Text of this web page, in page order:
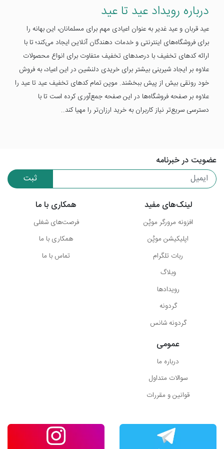
درباره رویداد عید تا عید
عید قربان و عید غدیر به عنوان اعیادی مهم برای مسلمانان، این بهانه را
برای فروشگاه‌های اینترنتی و خدمات دهندگان آنلاین ایجاد می‌کند؛ تا با
ارائه کدهای تخفیف با درصد‌های تخفیف متفاوت برای انواع محصولات
علاوه بر ایجاد شیرینی بیشتر برای خریدی دلنشین در این اعیاد، به فروش
خود رونقی بیش از پیش ببخشند. موپن تمام کدهای تخفیف عید تا عید را
علاوه بر صفحه فروشگاه‌ها در این صفحه جمع‌آوری کرده است تا با
دسترسی سریع‌تر نیاز کاربران به خرید ارزان‌تر را مهیا کند..
عضویت در خبرنامه
ثبت
لینک‌های مفید
افزونه مرورگر موپُن
اپلیکیشن موپُن
ربات تلگرام
وبلاگ
رویدادها
گردونه
گردونه شانس
همکاری با ما
فرصت‌های شغلی
همکاری با ما
تماس با ما
عمومی
درباره ما
سوالات متداول
قوانین و مقررات